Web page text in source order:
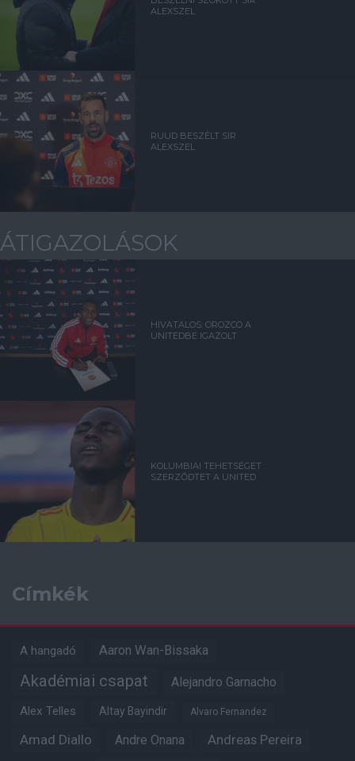
ALEXSZEL
RUUD BESZÉLT SIR
ALEXSZEL
ÁTIGAZOLÁSOK
HIVATALOS: OROZCO A
UNITEDBE IGAZOLT
KOLUMBIAI TEHETSÉGET
SZERZŐDTET A UNITED
Címkék
A hangadó Aaron Wan-Bissaka
Akadémiai csapat Alejandro Garnacho
Alex Telles Altay Bayindir Alvaro Fernandez
Amad Diallo Andre Onana Andreas Pereira